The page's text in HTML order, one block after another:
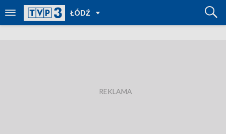
ŁÓDŹ
POWRÓT
DO
REGIONY